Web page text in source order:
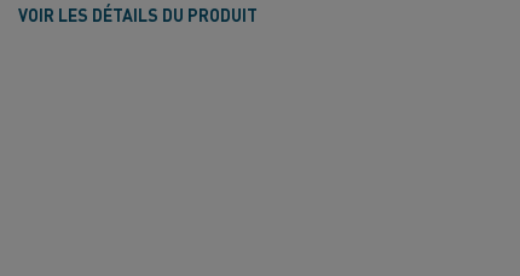
VOIR LES DÉTAILS DU PRODUIT